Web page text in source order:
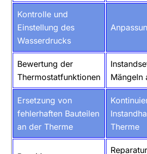
Kontrolle und
Einstellung des
Wasserdrucks
Bewertung der
Thermostatfunktionen
Mängeln
Ersetzung von
fehlerhaften Bauteilen
an der Therme
Therme